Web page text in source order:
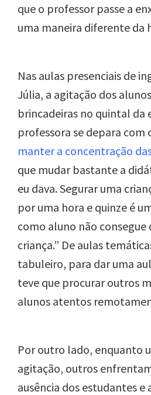
que o professor passe a
uma maneira diferente da
Nas aulas presenciais de
Júlia, a agitação dos
brincadeiras no quintal da
professora se depara com
manter a concentração
que mudar bastante a
eu dava. Segurar uma
por uma hora e quinze é
como aluno não
criança.” De aulas
tabuleiro, para dar uma
teve que procurar outros
alunos atentos
Por outro lado, enquanto
agitação, outros
ausência dos estudantes e